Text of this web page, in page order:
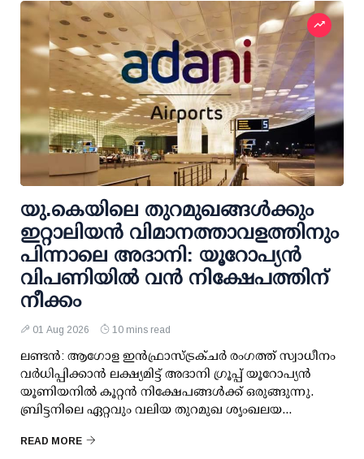
യു.കെയിലെ തുറമുഖങ്ങള്‍ക്കും
ഇറ്റാലിയന്‍ വിമാനത്താവളത്തിനും
പിന്നാലെ അദാനി: യൂറോപ്യന്‍
വിപണിയില്‍ വന്‍ നിക്ഷേപത്തിന്
നീക്കം
01 Aug 2026 10 mins read
ലണ്ടന്‍: ആഗോള ഇന്‍ഫ്രാസ്ട്രക്ചര്‍ രംഗത്ത് സ്വാധീനം
വര്‍ധിപ്പിക്കാന്‍ ലക്ഷ്യമിട്ട് അദാനി ഗ്രൂപ്പ് യൂറോപ്യന്‍
യൂണിയനില്‍ കൂറ്റന്‍ നിക്ഷേപങ്ങള്‍ക്ക് ഒരുങ്ങുന്നു.
ബ്രിട്ടനിലെ ഏറ്റവും വലിയ തുറമുഖ ശൃംഖലയ...
READ MORE